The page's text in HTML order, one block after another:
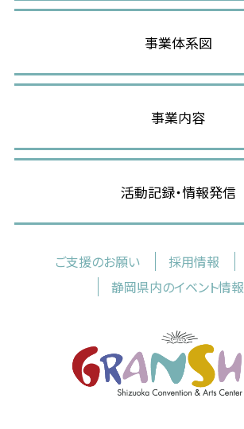
事業体系図
事業内容
活動記録・情報発信
ご支援のお願い 採用情報
静岡県内のイベント情報